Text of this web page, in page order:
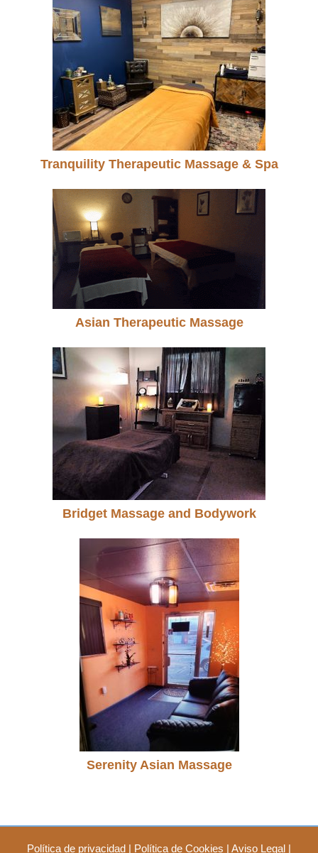
Tranquility Therapeutic Massage & Spa
Asian Therapeutic Massage
Bridget Massage and Bodywork
Serenity Asian Massage
Política de privacidad | Política de Cookies | Aviso Legal |